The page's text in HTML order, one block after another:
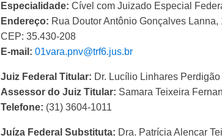
Especialidade: Cível com Juizado Especial
Endereço: Rua Doutor Antônio Gonçalves
CEP: 35.430-208
E-mail: 01vara.pnv@trf6.jus.br
Juiz Federal Titular: Dr. Lucílio Linhares
Assessor do Juiz Titular: Samara Teixeira
Telefone: (31) 3604-1011
Juíza Federal Substituta: Dra. Patrícia Alencar